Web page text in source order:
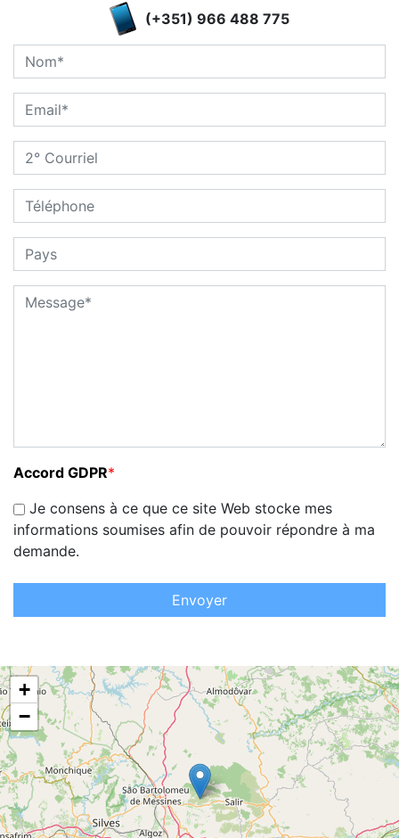
(+351) 966 488 775
Accord GDPR*
Je consens à ce que ce site Web stocke mes
informations soumises afin de pouvoir répondre à ma
demande.
Envoyer
+
−